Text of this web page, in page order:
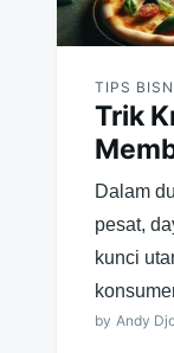
TIPS
Trik
Dalam
pesat,
kunci
by Andy